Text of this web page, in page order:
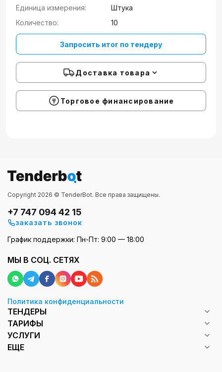
Единица измерения:
Штука
Количество:
10
Запросить итог по тендеру
Доставка товара
Торговое финансирование
Copyright 2026 © TenderBot. Все права защищены.
+7 747 094 42 15
заказать звонок
График поддержки: Пн-Пт: 9:00 — 18:00
МЫ В СОЦ. СЕТЯХ
Политика конфиденциальности
ТЕНДЕРЫ
ТАРИФЫ
УСЛУГИ
ЕЩЕ